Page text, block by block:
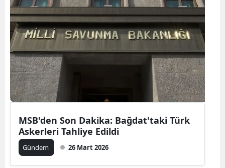
MSB'den Son Dakika: Bağdat'taki Türk
Askerleri Tahliye Edildi
Gündem 26 Mart 2026